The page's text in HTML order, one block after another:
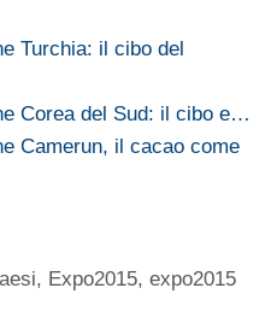
Turchia: il cibo del
Corea del Sud: il cibo e…
Camerun, il cacao come
, Expo2015,expo2015